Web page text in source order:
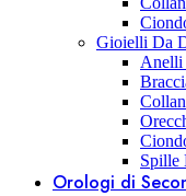
Gioielli Da
Anelli
Spille
Orologi di